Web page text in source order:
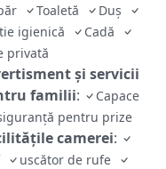
Toaletă
Duş
igienică
Cadă
privată
și servicii
familii:
Capace
pentru prize
camerei:
uscător de rufe